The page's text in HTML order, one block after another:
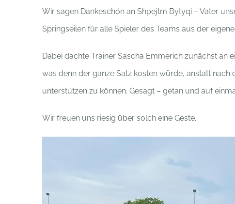
Wir sagen Dankeschön an Shpejtm Bytyqi – Vater
Springseilen für alle Spieler des Teams aus der
Dabei dachte Trainer Sascha Emmerich zunächst
was denn der ganze Satz kosten würde, anstatt
unterstützen zu können. Gesagt – getan und auf
Wir freuen uns riesig über solch eine Geste.